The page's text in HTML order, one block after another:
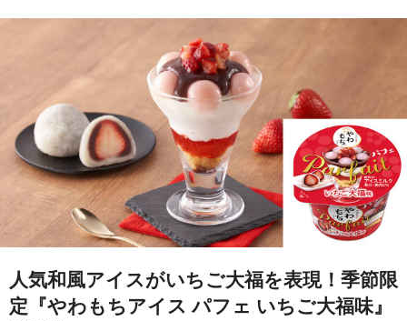
人気和風アイスがいちご大福を表現！季節限
定『やわもちアイス パフェ いちご大福味』